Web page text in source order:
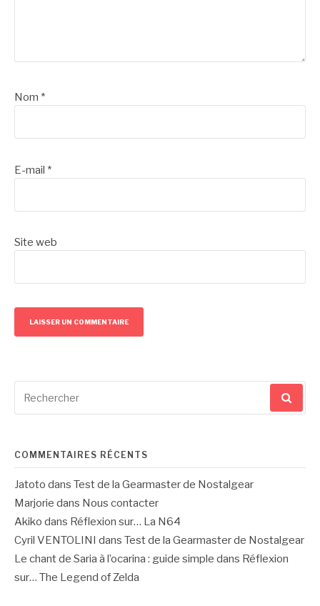
Nom *
E-mail *
Site web
pour
COMMENTAIRES RÉCENTS
Jatoto dans Test de la Gearmaster de Nostalgear
Marjorie dans Nous contacter
Akiko dans Réflexion sur… La N64
Cyril VENTOLINI
dans Test de la Gearmaster de Nostalgear
Le chant de Saria à l’ocarina : guide simple dans Réflexion
sur… The Legend of Zelda